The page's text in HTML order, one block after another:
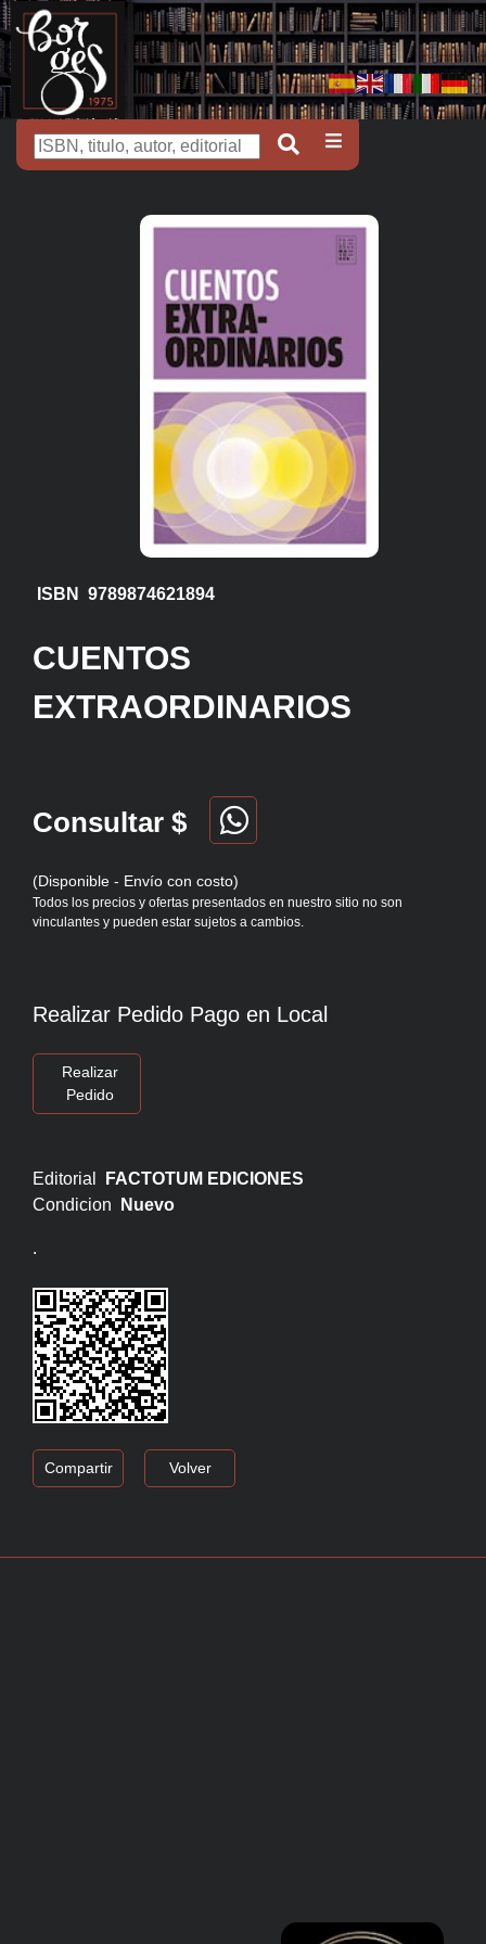
ISBN 9789874621894
CUENTOS
EXTRAORDINARIOS
Consultar $
(Disponible - Envío con costo)
Todos los precios y ofertas presentados en nuestro sitio no son
vinculantes y pueden estar sujetos a cambios.
Realizar Pedido Pago en Local
Realizar
Pedido
Editorial
FACTOTUM EDICIONES
Condicion
Nuevo
.
Compartir Volver